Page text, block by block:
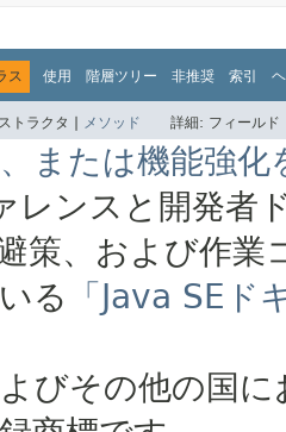
ス 使用 階層ツリー 非推奨 索引
トラクタ | メソッド 詳細: フィール
または機能強化
レンスと開発者
策、および作
る
「Java SE
びその他の国